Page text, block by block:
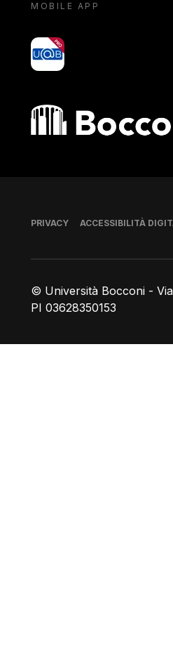
MOBILE APP
yoU@B
Bocconi shop
© Università Bocconi -
PI 03628350153
Piè di pagina
PRIVACY ACCESSIBILITÀ